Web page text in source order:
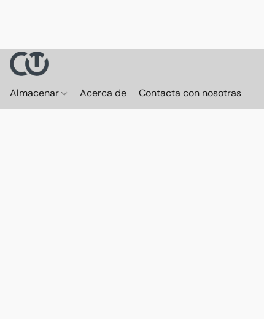
Almacenar Acerca de Contacta con nosotras